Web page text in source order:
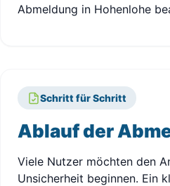
Abmeldung in Hohenlohe
Schritt für Schritt
Ablauf der
Viele Nutzer möchten den
Unsicherheit beginnen. Ein